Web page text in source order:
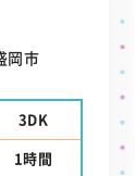
岡市
3DK
1時間